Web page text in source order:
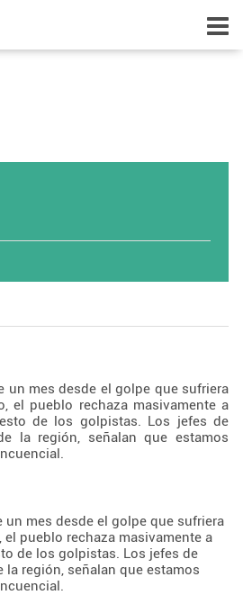
un mes desde el golpe que sufriera
el pueblo rechaza masivamente a
de los golpistas. Los jefes de
la región, señalan que estamos
un mes desde el golpe que sufriera
el pueblo rechaza masivamente a
de los golpistas. Los jefes de
región, señalan que estamos